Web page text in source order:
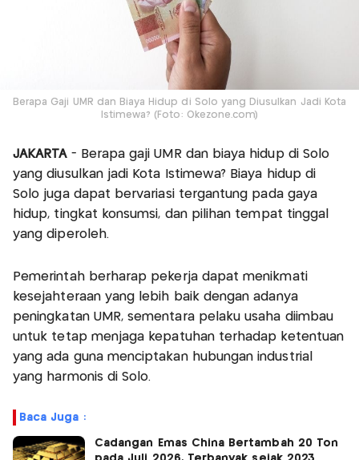
Berapa Gaji UMR dan Biaya Hidup di Solo yang Diusulkan Jadi Kota
Istimewa? (Foto: Okezone.com)
JAKARTA - Berapa gaji UMR dan biaya hidup di Solo
yang diusulkan jadi Kota Istimewa? Biaya hidup di
Solo juga dapat bervariasi tergantung pada gaya
hidup, tingkat konsumsi, dan pilihan tempat tinggal
yang diperoleh.
Pemerintah berharap pekerja dapat menikmati
kesejahteraan yang lebih baik dengan adanya
peningkatan UMR, sementara pelaku usaha diimbau
untuk tetap menjaga kepatuhan terhadap ketentuan
yang ada guna menciptakan hubungan industrial
yang harmonis di Solo.
Baca Juga :
Cadangan Emas China Bertambah 20 Ton